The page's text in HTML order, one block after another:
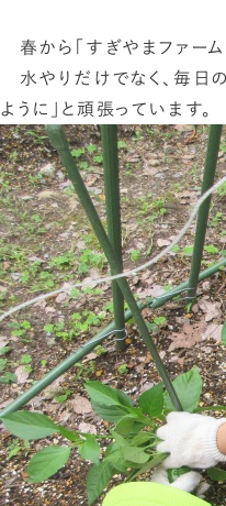
春から「すぎやまファー
水やりだけでなく、毎日
ように」と頑張っています。